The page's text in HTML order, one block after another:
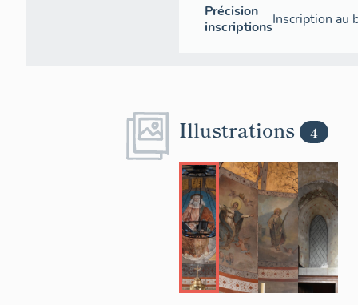
Précision
inscriptionsInscription au
Illustrations 4